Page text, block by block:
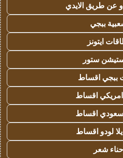
عن طريق الايدي
ببجي
ايتونز
ستور
ببجي اقساط
امريكي اقساط
سعودي اقساط
لودو اقساط
حناء شعر